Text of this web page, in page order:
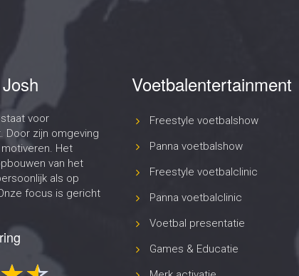
voor
Door zijn omgeving
Het
van het
als op
focus is gericht
Voetbalentertainment
Freestyle voetbalshow
Panna voetbalshow
Freestyle voetbalclinic
Panna voetbalclinic
Voetbal presentatie
Games & Educatie